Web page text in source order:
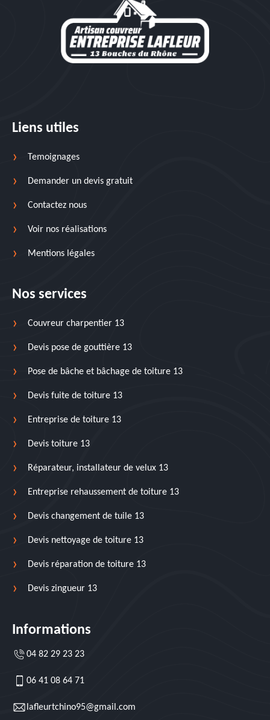
Liens utiles
Temoignages
Demander un devis gratuit
Contactez nous
Voir nos réalisations
Mentions légales
Nos services
Couvreur charpentier 13
Devis pose de gouttière 13
Pose de bâche et bâchage de toiture 13
Devis fuite de toiture 13
Entreprise de toiture 13
Devis toiture 13
Réparateur, installateur de velux 13
Entreprise rehaussement de toiture 13
Devis changement de tuile 13
Devis nettoyage de toiture 13
Devis réparation de toiture 13
Devis zingueur 13
Informations
04 82 29 23 23
06 41 08 64 71
lafleurtchino95@gmail.com